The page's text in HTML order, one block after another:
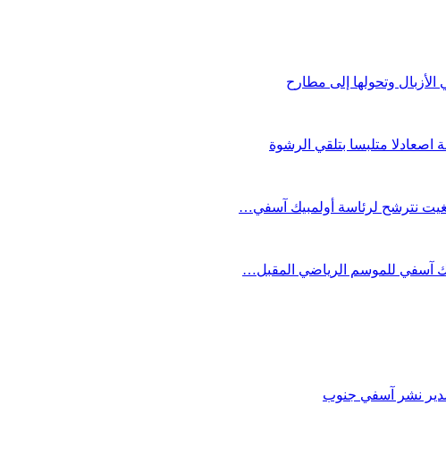
متلبسا بتلقي الرشوة
نترشح لرئاسة أولمبيك آسفي…
آسفي للموسم الرياضي المقبل…
مدير نشر آسفي جنوب